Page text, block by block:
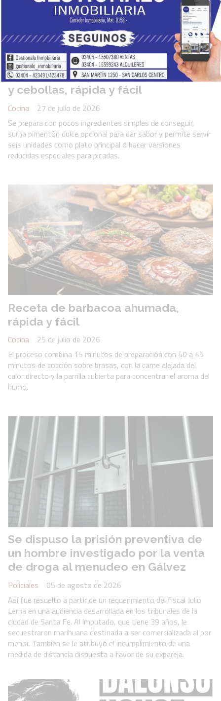
Receta de arepas rellenas con pollo
y cebollas, rápida y fácil
Cocina
27 de julio de 2026
Se prepara con pocos ingredientes simples de conseguir,
suma pimentón dulce opcional para dar sabor y permite servir
seis unidades como plato principal o hacer versiones
reducidas especiales para picadas.
Receta de barbacoa ahumada,
rápida y fácil
Cocina
25 de julio de 2026
El proceso combina 15 minutos de preparación con 40 a 45
minutos de cocción sobre brasas, con la carne alejada del
calor directo y la parrilla cubierta para concentrar el aroma del
humo.
Se dispuso la prisión preventiva de
un hombre investigado por la venta
de droga al menudeo en Gálvez
Policiales
05 de agosto de 2026
Así fue resuelto a partir de un requerimiento del fiscal Julio
Lema en una audiencia desarrollada en los tribunales de la
ciudad de Santa Fe. Al imputado, que tiene 39 años, le
secuestraron marihuana destinada a ser comercializada al por
menor. También se le atribuyó el incumplimiento de una
medida de distancia dispuesta a favor de su expareja.